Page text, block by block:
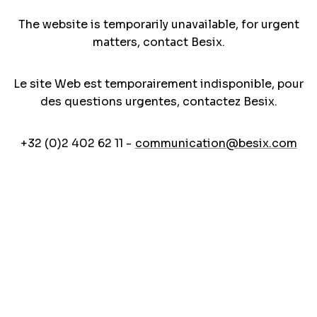
The website is temporarily unavailable, for urgent
matters, contact Besix.
Le site Web est temporairement indisponible, pour
des questions urgentes, contactez Besix.
+32 (0)2 402 62 11 - communication@besix.com